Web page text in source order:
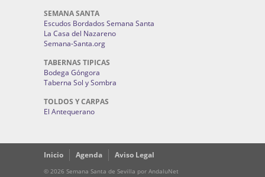
SEMANA SANTA
Escudos Bordados Semana Santa
La Casa del Nazareno
Semana-Santa.org
TABERNAS TIPICAS
Bodega Góngora
Taberna Sol y Sombra
TOLDOS Y CARPAS
El Antequerano
Inicio Agenda Aviso Legal
© 2026 Semana Santa de Sevilla por AndaluNet